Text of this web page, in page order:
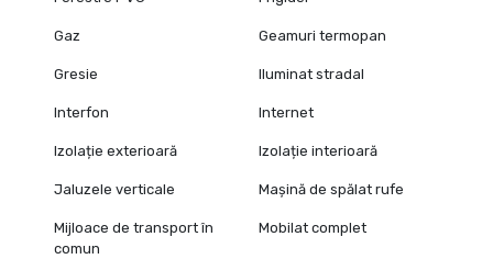
Gaz Geamuri termopan
Gresie Iluminat stradal
Interfon Internet
Izolație exterioară Izolație interioară
Jaluzele verticale Mașină de spălat rufe
Mijloace de transport în
comun
Mobilat complet